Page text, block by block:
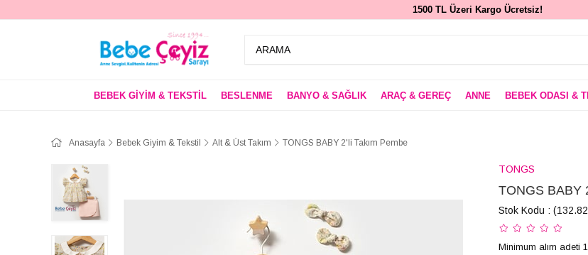
1500 TL Üzeri Kargo Ücretsiz!
BEBEK GİYİM & TEKSTİL BESLENME BANYO & SAĞLIK ARAÇ & GEREÇ ANNE BEBEK ODASI &
Anasayfa Bebek Giyim & Tekstil Alt & Üst Takım TONGS BABY 2'li Takım Pembe
TONGS
TONGS BABY
Stok Kodu
Minimum alım adeti